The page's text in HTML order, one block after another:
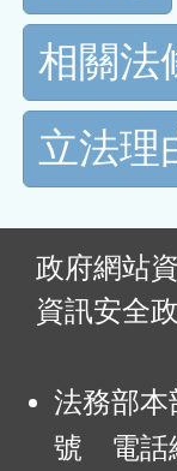
相關法
立法理
政府網站
資訊安全
法務部本
號 電話